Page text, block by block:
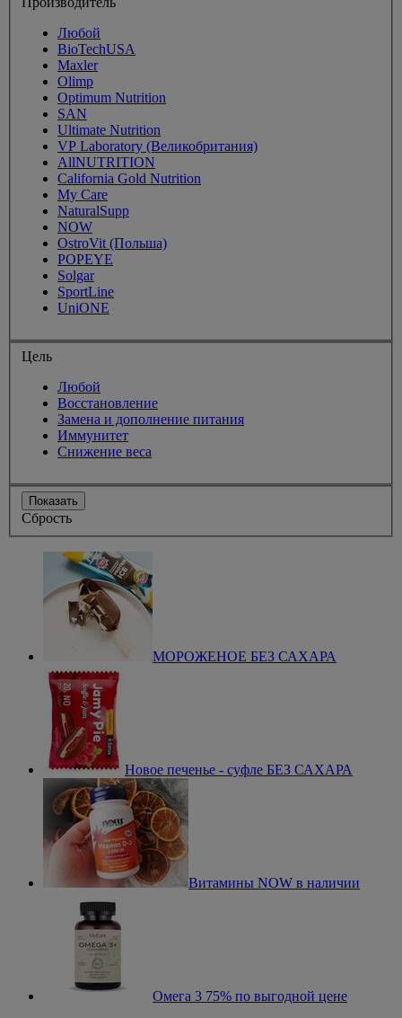
Любой
BioTechUSA
Maxler
Olimp
Optimum Nutrition
SAN
Ultimate Nutrition
VP Laboratory (Великобритания)
AllNUTRITION
California Gold Nutrition
My Care
NaturalSupp
NOW
OstroVit (Польша)
POPEYE
Solgar
SportLine
UniONE
Цель
Любой
Восстановление
Замена и дополнение питания
Иммунитет
Снижение веса
Показать
Сбрость
МОРОЖЕНОЕ БЕЗ САХАРА
Новое печенье - суфле БЕЗ САХАРА
Витамины NOW в наличии
Омега 3 75% по выгодной цене